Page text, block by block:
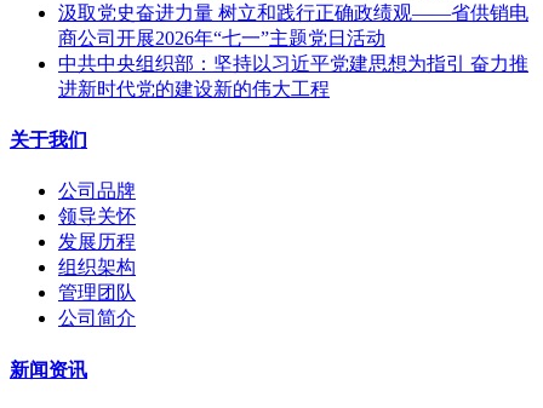
汲取党史奋进力量 树立和践行正确政绩观——省供销电
商公司开展2026年“七一”主题党日活动
中共中央组织部：坚持以习近平党建思想为指引 奋力推
进新时代党的建设新的伟大工程
关于我们
公司品牌
领导关怀
发展历程
组织架构
管理团队
公司简介
新闻资讯